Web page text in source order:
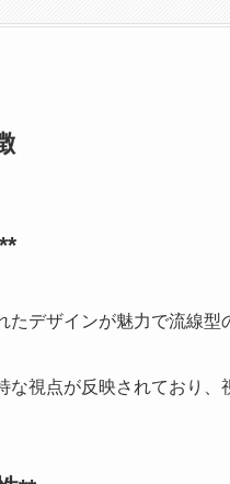
たデザインが魅力で流線型
な視点が反映されており